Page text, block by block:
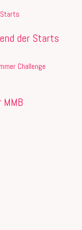
der Starts